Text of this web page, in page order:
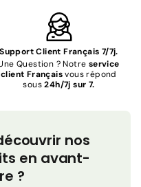
Support Client Français 7/7j.
Question ? Notre service
client Françaisvous répond
sous24h/7j sur 7.
nos
en avant-
?